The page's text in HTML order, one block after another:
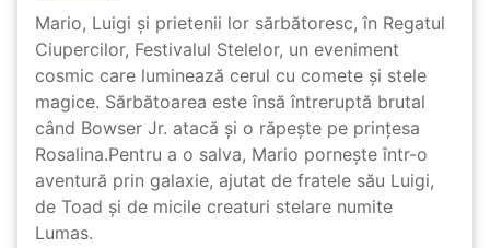
Mario, Luigi și prietenii lor sărbătoresc, în Regatul
Ciupercilor, Festivalul Stelelor, un eveniment
cosmic care luminează cerul cu comete și stele
magice. Sărbătoarea este însă întreruptă brutal
când Bowser Jr. atacă și o răpește pe prinţesa
Rosalina.Pentru a o salva, Mario pornește într-o
aventură prin galaxie, ajutat de fratele său Luigi,
de Toad și de micile creaturi stelare numite
Lumas.